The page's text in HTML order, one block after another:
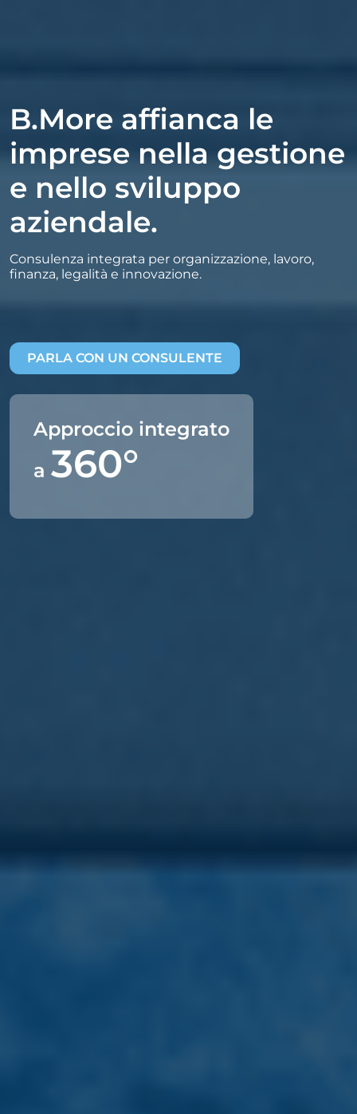
B.More affianca le
imprese nella gestione
e nello sviluppo
aziendale.
Consulenza integrata per organizzazione, lavoro,
finanza, legalità e innovazione.
PARLA CON UN CONSULENTE
Approccio integrato
a 360°